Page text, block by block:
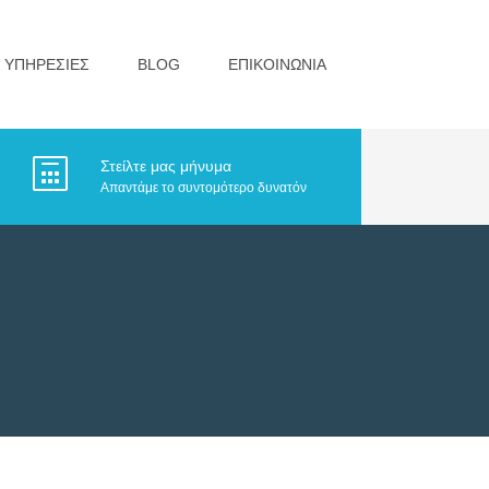
ΥΠΗΡΕΣΙΕΣ BLOG ΕΠΙΚΟΙΝΩΝΙΑ
Στείλτε μας μήνυμα
Απαντάμε το συντομότερο δυνατόν